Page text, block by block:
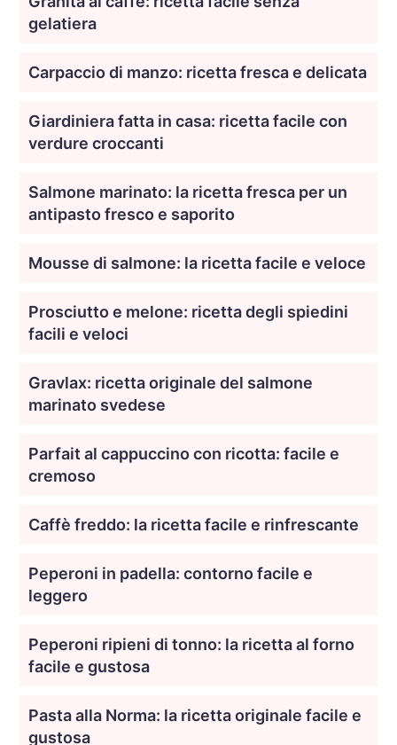
gelatiera
Carpaccio di manzo: ricetta fresca e delicata
Giardiniera fatta in casa: ricetta facile con
verdure croccanti
Salmone marinato: la ricetta fresca per un
antipasto fresco e saporito
Mousse di salmone: la ricetta facile e veloce
Prosciutto e melone: ricetta degli spiedini
facili e veloci
Gravlax: ricetta originale del salmone
marinato svedese
Parfait al cappuccino con ricotta: facile e
cremoso
Caffè freddo: la ricetta facile e rinfrescante
Peperoni in padella: contorno facile e
leggero
Peperoni ripieni di tonno: la ricetta al forno
facile e gustosa
Pasta alla Norma: la ricetta originale facile e
gustosa